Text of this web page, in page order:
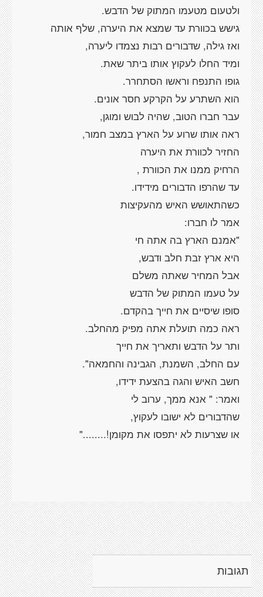
ולטעום מטעמו המתוק של הדבש.
גישש בכוורת עד שמצא את היערה, שלף אותה
ואז גילה, שדבורים רבות נצמדו ליערה,
ומיד החלו לעקוץ אותו ביתר שאת.
גופו התנפח וראשו הסתחרר.
הוא השתרע על הקרקע חסר אונים.
עבר חברו הטוב, שהיה לבוש ומוגן,
ראה אותו שרוע על הארץ במצב חמור,
החזיר לכוורת את היערה
הרחיק ממנו את הכוורת ,
עד שהרפו הדבורים מידידו.
כשהתאושש האיש מהעקיצות
אמר לו חברו:
"אמנם הארץ בה אתה חי
היא ארץ זבת חלב ודבש,
אבל המחיר שאתה משלם
על טעמו המתוק של הדבש
סופו שיסיים את חייך בהקדם.
ראה כמה תועלת אתה מפיק מהחלב.
ותר על הדבש ותאריך את חייך
עם החלב, השמנת, הגבינה והחמאה".
חשב האיש והגה בהצעת ידידו,
ואמר: " אנא ממך, ערוב לי
שהדבורים לא ישובו לעקוץ,
או שצרעות לא יתפסו את מקומן!........"
תגובות